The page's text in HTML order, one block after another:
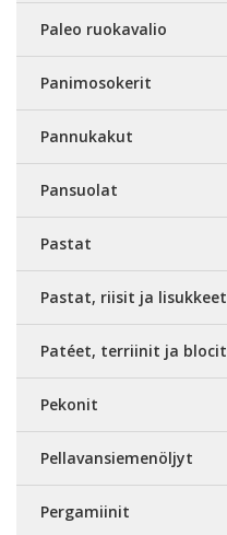
Paleo ruokavalio
Panimosokerit
Pannukakut
Pansuolat
Pastat
Pastat, riisit ja lisukkeet
Patéet, terriinit ja blocit
Pekonit
Pellavansiemenöljyt
Pergamiinit